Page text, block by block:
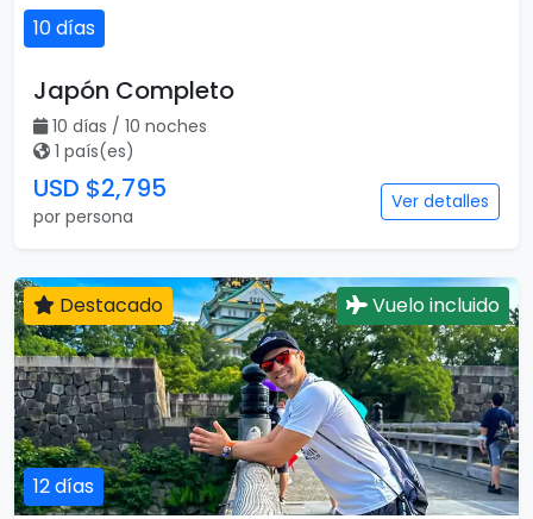
10 días
Japón Completo
10 días / 10 noches
1 país(es)
USD $2,795
por persona
Ver detalles
12 días
Destacado Vuelo incluido